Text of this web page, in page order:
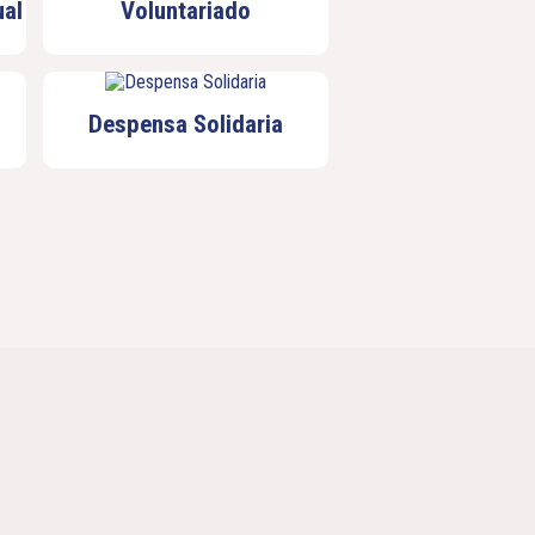
Voluntariado
Despensa Solidaria